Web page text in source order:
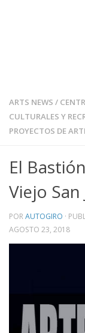
ARTS NEWS /
CULTURALES Y
PROYECTOS DE
El
Viejo San
PORAUTOGIRO ·
AGOSTO 23, 2018